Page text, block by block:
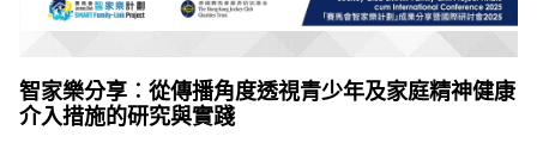
智家樂分享︰從傳播角度透視青少年及家庭精神健康
介入措施的研究與實踐